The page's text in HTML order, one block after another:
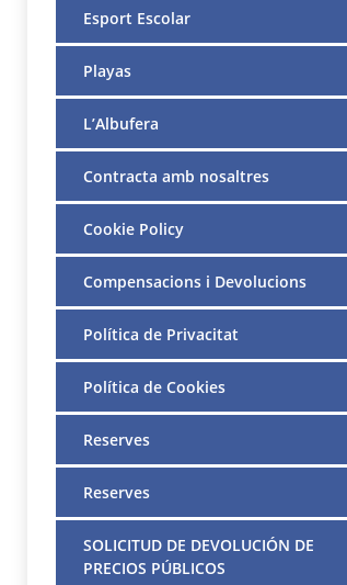
Esport Escolar
Playas
L’Albufera
Contracta amb nosaltres
Cookie Policy
Compensacions i Devolucions
Política de Privacitat
Política de Cookies
Reserves
Reserves
SOLICITUD DE DEVOLUCIÓN DE
PRECIOS PÚBLICOS